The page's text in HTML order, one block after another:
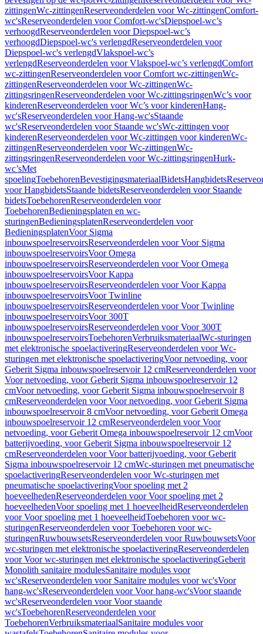
zittingenWc-zittingenReserveonderdelen voor Wc-zittingenComfort-
wc'sReserveonderdelen voor Comfort-wc'sDiepspoel-wc’s
verhoogdReserveonderdelen voor Diepspoel-wc’s
verhoogdDiepspoel-wc's verlengdReserveonderdelen voor
Diepspoel-wc's verlengdVlakspoel-wc’s
verlengdReserveonderdelen voor Vlakspoel-wc’s verlengdComfort
wc-zittingenReserveonderdelen voor Comfort wc-zittingenWc-
zittingenReserveonderdelen voor Wc-zittingenWc-
zittingsringenReserveonderdelen voor Wc-zittingsringenWc’s voor
kinderenReserveonderdelen voor Wc’s voor kinderenHang-
wc'sReserveonderdelen voor Hang-wc'sStaande
wc'sReserveonderdelen voor Staande wc'sWc-zittingen voor
kinderenReserveonderdelen voor Wc-zittingen voor kinderenWc-
zittingenReserveonderdelen voor Wc-zittingenWc-
zittingsringenReserveonderdelen voor Wc-zittingsringenHurk-
wc’sMet
spoelingToebehorenBevestigingsmateriaalBidetsHangbidets
voor HangbidetsStaande bidetsReserveonderdelen voor Staande
bidetsToebehorenReserveonderdelen voor
ToebehorenBedieningsplaten en wc-
sturingenBedieningsplatenReserveonderdelen voor
BedieningsplatenVoor Sigma
inbouwspoelreservoirsReserveonderdelen voor Voor Sigma
inbouwspoelreservoirsVoor Omega
inbouwspoelreservoirsReserveonderdelen voor Voor Omega
inbouwspoelreservoirsVoor Kappa
inbouwspoelreservoirsReserveonderdelen voor Voor Kappa
inbouwspoelreservoirsVoor Twinline
inbouwspoelreservoirsReserveonderdelen voor Voor Twinline
inbouwspoelreservoirsVoor 300T
inbouwspoelreservoirsReserveonderdelen voor Voor 300T
inbouwspoelreservoirsToebehorenVerbruiksmateriaalWc-sturingen
met elektronische spoelactiveringReserveonderdelen voor Wc-
sturingen met elektronische spoelactiveringVoor netvoeding, voor
Geberit Sigma inbouwspoelreservoir 12 cmReserveonderdelen voor
Voor netvoeding, voor Geberit Sigma inbouwspoelreservoir 12
cmVoor netvoeding, voor Geberit Sigma inbouwspoelreservoir 8
cmReserveonderdelen voor Voor netvoeding, voor Geberit Sigma
inbouwspoelreservoir 8 cmVoor netvoeding, voor Geberit Omega
inbouwspoelreservoir 12 cmReserveonderdelen voor Voor
netvoeding, voor Geberit Omega inbouwspoelreservoir 12 cmVoor
batterijvoeding, voor Geberit Sigma inbouwspoelreservoir 12
cmReserveonderdelen voor Voor batterijvoeding, voor Geberit
Sigma inbouwspoelreservoir 12 cmWc-sturingen met pneumatische
spoelactiveringReserveonderdelen voor Wc-sturingen met
pneumatische spoelactiveringVoor spoeling met 2
hoeveelhedenReserveonderdelen voor Voor spoeling met 2
hoeveelhedenVoor spoeling met 1 hoeveelheidReserveonderdelen
voor Voor spoeling met 1 hoeveelheidToebehoren voor wc-
sturingenReserveonderdelen voor Toebehoren voor wc-
sturingenRuwbouwsetsReserveonderdelen voor RuwbouwsetsVoor
wc-sturingen met elektronische spoelactiveringReserveonderdelen
voor Voor wc-sturingen met elektronische spoelactiveringGeberit
Monolith sanitaire modulesSanitaire modules voor
wc'sReserveonderdelen voor Sanitaire modules voor wc'sVoor
hang-wc'sReserveonderdelen voor Voor hang-wc'sVoor staande
wc'sReserveonderdelen voor Voor staande
wc'sToebehorenReserveonderdelen voor
ToebehorenVerbruiksmateriaalSanitaire modules voor